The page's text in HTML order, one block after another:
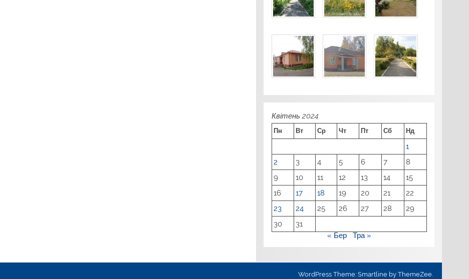
Квітень 2024
Пн Вт Ср Чт Пт Сб Нд
1
2
3 4 5 6 7
8
9
10 11 12 13 14
15
16
17 18 19 20 21
22
23
24 25 26 27 28
29
30
31
« Бер
Тра »
WordPress Theme: Smartline by ThemeZee.